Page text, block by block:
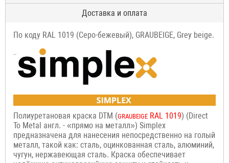
Доставка и оплата
По коду RAL 1019 (Серо-бежевый), GRAUBEIGE, Grey beige.
Полиуретановая краска DTM (GRAUBEIGE RAL 1019) (Direct
To Metal англ. - «прямо на металл») Simplex
предназначена для нанесения непосредственно на голый
металл, такой как: сталь, оцинкованная сталь, алюминий,
чугун, нержавеющая сталь. Краска обеспечивает